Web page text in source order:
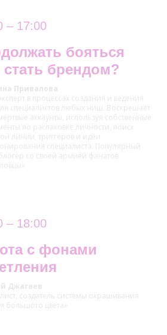
– 17:00
бояться
стать брендом?
Привалова
в процессах создания и ведения
специалистов любых ниш. Воскрешает
аккаунты, используя собственные
по распаковке личности, поиск
линии, триггеров и идеи
специалиста. Популярный
со своей армией фанатов
– 18:00
с фонами
Джагаев
создатель системы окрашивания
большого цвета»